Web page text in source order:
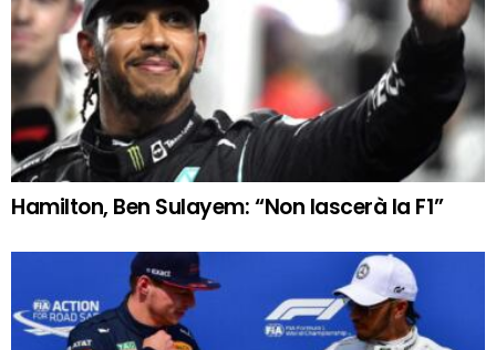
Hamilton, Ben Sulayem: “Non lascerà la F1”